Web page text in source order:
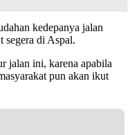
kedepanya jalan
segera di Aspal.
jalan ini, karena apabila
pun akan ikut